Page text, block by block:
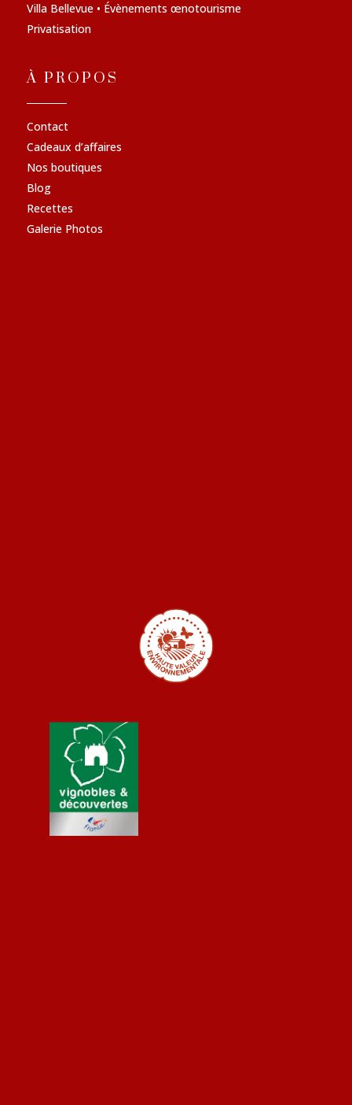
Villa Bellevue • Évènements œnotourisme
Privatisation
À PROPOS
Contact
Cadeaux d’affaires
Nos boutiques
Blog
Recettes
Galerie Photos